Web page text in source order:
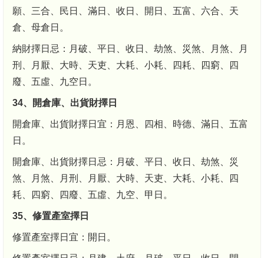
願、三合、民日、滿日、收日、開日、五富、六合、天
倉、母倉日。
納財擇日忌：月破、平日、收日、劫煞、災煞、月煞、月
刑、月厭、大時、天吏、大耗、小耗、四耗、四窮、四
廢、五虛、九空日。
34、開倉庫、出貨財擇日
開倉庫、出貨財擇日宜：月恩、四相、時德、滿日、五富
日。
開倉庫、出貨財擇日忌：月破、平日、收日、劫煞、災
煞、月煞、月刑、月厭、大時、天吏、大耗、小耗、四
耗、四窮、四廢、五虛、九空、甲日。
35、修置產室擇日
修置產室擇日宜：開日。